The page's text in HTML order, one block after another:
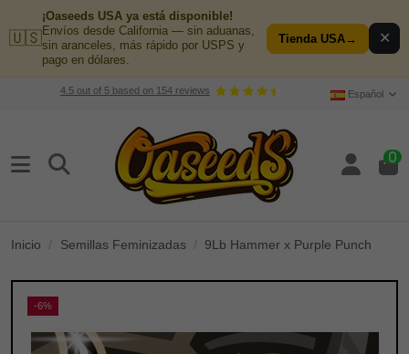
🇺🇸
¡Oaseeds USA ya está disponible!
Envíos desde California — sin aduanas,
sin aranceles, más rápido por USPS y
pago en dólares.
Tienda USA→ ✕
4.5out of 5based on 154reviews Español
0
Inicio Semillas Feminizadas 9Lb Hammer x Purple Punch
-6%